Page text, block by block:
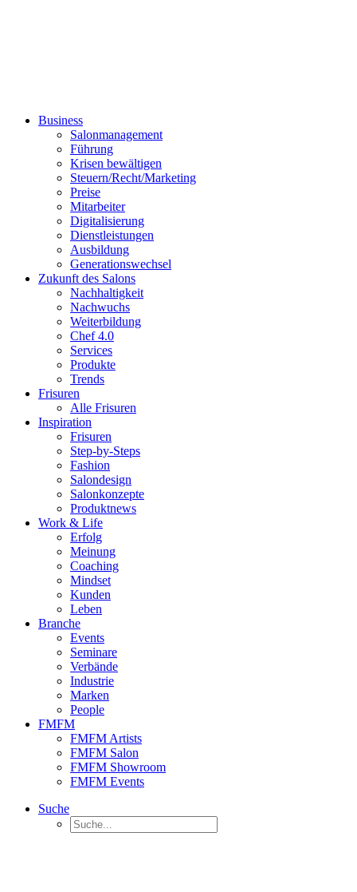
Business
Salonmanagement
Führung
Krisen bewältigen
Steuern/Recht/Marketing
Preise
Mitarbeiter
Digitalisierung
Dienstleistungen
Ausbildung
Generationswechsel
Zukunft des Salons
Nachhaltigkeit
Nachwuchs
Weiterbildung
Chef 4.0
Services
Produkte
Trends
Frisuren
Alle Frisuren
Inspiration
Frisuren
Step-by-Steps
Fashion
Salondesign
Salonkonzepte
Produktnews
Work & Life
Erfolg
Meinung
Coaching
Mindset
Kunden
Leben
Branche
Events
Seminare
Verbände
Industrie
Marken
People
FMFM
FMFM Artists
FMFM Salon
FMFM Showroom
FMFM Events
Suche